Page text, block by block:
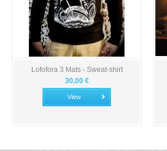
Lofofora 3 Mats - Sweat-shirt
30,00 €
View